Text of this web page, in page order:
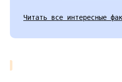
Читать все интересные